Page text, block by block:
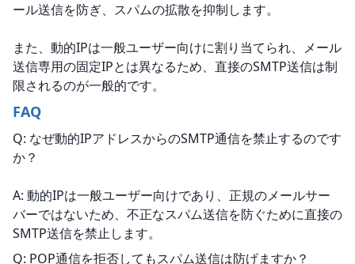
ール送信を防ぎ、スパムの拡散を抑制します。
また、動的IPは一般ユーザー向けに割り当てられ、メール
送信専用の固定IPとは異なるため、直接のSMTP送信は制
限されるのが一般的です。
FAQ
Q: なぜ動的IPアドレスからのSMTP通信を禁止するのです
か？
A: 動的IPは一般ユーザー向けであり、正規のメールサー
バーではないため、不正なスパム送信を防ぐために直接の
SMTP送信を禁止します。
Q: POP通信を拒否してもスパム送信は防げますか？